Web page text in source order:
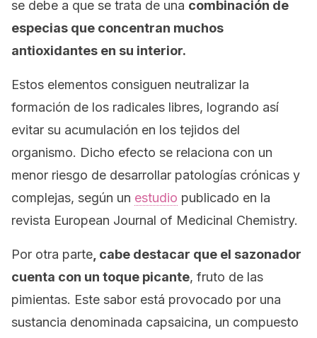
se debe a que se trata de una combinación de
especias que concentran muchos
antioxidantes en su interior.
Estos elementos consiguen neutralizar la
formación de los radicales libres, logrando así
evitar su acumulación en los tejidos del
organismo. Dicho efecto se relaciona con un
menor riesgo de desarrollar patologías crónicas y
complejas, según un estudio publicado en la
revista European Journal of Medicinal Chemistry.
Por otra parte , cabe destacar que el sazonador
cuenta con un toque picante, fruto de las
pimientas. Este sabor está provocado por una
sustancia denominada capsaicina, un compuesto